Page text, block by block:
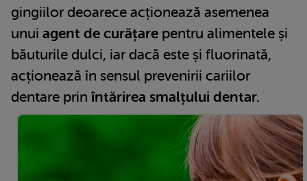
gingiilor deoarece acționează asemenea
unui agent de curățare pentru alimentele și
băuturile dulci, iar dacă este și fluorinată,
acționează în sensul prevenirii cariilor
dentare prin întărirea smalțului dentar.